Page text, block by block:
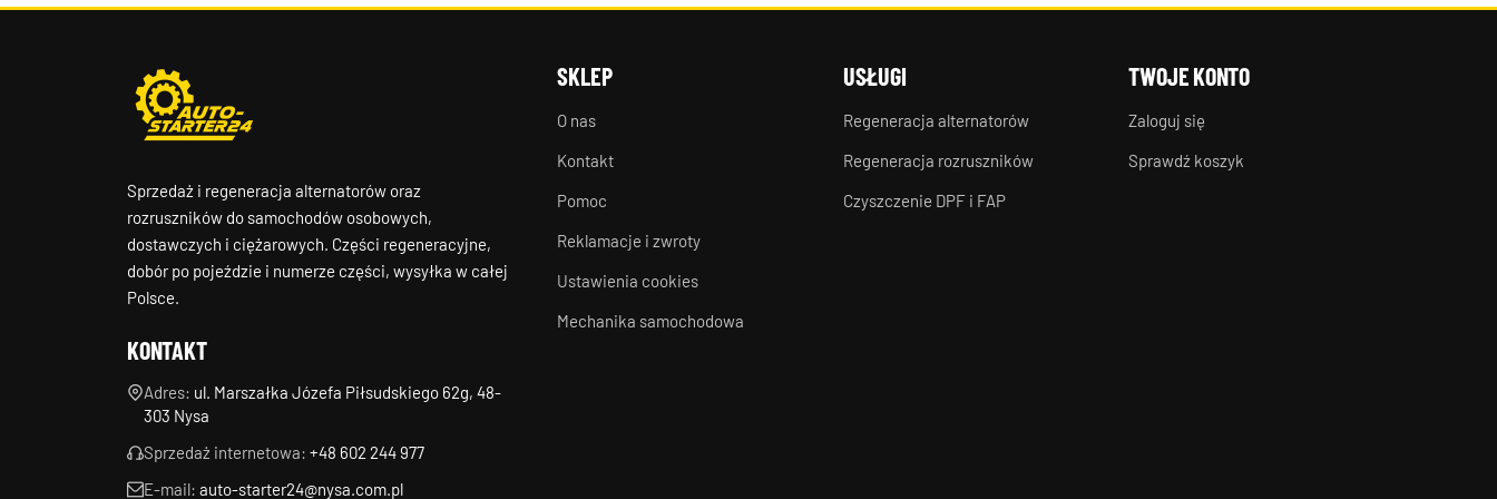
Sprzedaż i regeneracja alternatorów oraz
rozruszników do samochodów osobowych,
dostawczych i ciężarowych. Części regeneracyjne,
dobór po pojeździe i numerze części, wysyłka w całej
Polsce.
KONTAKT
Adres: ul. Marszałka Józefa Piłsudskiego 62g, 48-
303 Nysa
Sprzedaż internetowa: +48 602 244 977
E-mail: auto-starter24@nysa.com.pl
SKLEP
O nas
Kontakt
Pomoc
Reklamacje i zwroty
Ustawienia cookies
Mechanika samochodowa
USŁUGI
Regeneracja alternatorów
Regeneracja rozruszników
Czyszczenie DPF i FAP
TWOJE KONTO
Zaloguj się
Sprawdź koszyk